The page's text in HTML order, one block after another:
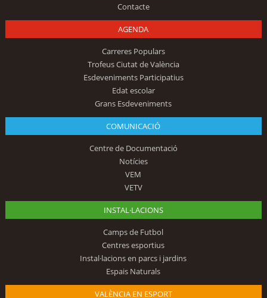
Contacte
AGENDA
Carreres Populars
Trofeus Ciutat de València
Esdeveniments Participatius
Edat escolar
Grans Esdeveniments
COMUNICACIÓ
Centre de Documentació
Notícies
VEM
VETV
INSTAL·LACIONS
Camps de Futbol
Centres esportius
Instal·lacions en parcs i jardins
Espais Naturals
VALÈNCIA EN ESPORT